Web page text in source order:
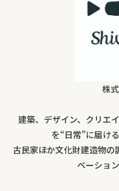
株
建築、デザイン、クリエ
を“日常”に届け
古民家ほか文化財建造物の
ベーショ